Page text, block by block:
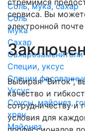
Соль, мука, сахар
Соль
Мука
Сахар
Сахарозаменители
Специи, уксус
Специи
Уксус
Соусы, майонез,
хрен
Майонез
сервиса. Вы
электронной
Выбирая "Виток",
качество и
сотрудничеству и
условия для